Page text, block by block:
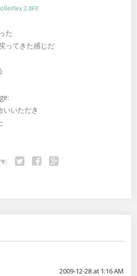
2.8FX
た
ってきた感じだ
いいただき
2009-12-28 at 1:16 AM